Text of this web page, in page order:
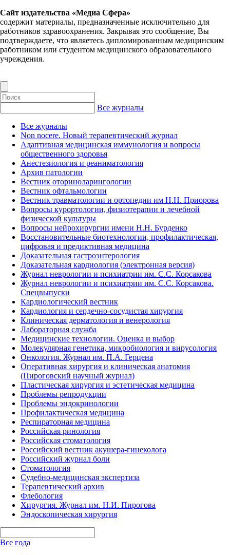
Сайт издательства «Медиа Сфера»
содержит материалы, предназначенные исключительно для
работников здравоохранения. Закрывая это сообщение, Вы
подтверждаете, что являетесь дипломированным медицинским
работником или студентом медицинского образовательного
учреждения.
Все журналы
Все журналы
Non nocere. Новый терапевтический журнал
Адаптивная медицинская иммунология и вопросы
общественного здоровья
Анестезиология и реаниматология
Архив патологии
Вестник оториноларингологии
Вестник офтальмологии
Вестник травматологии и ортопедии им Н.Н. Приорова
Вопросы курортологии, физиотерапии и лечебной
физической культуры
Вопросы нейрохирургии имени Н.Н. Бурденко
Восстановительные биотехнологии, профилактическая,
цифровая и предиктивная медицина
Доказательная гастроэнтерология
Доказательная кардиология (электронная версия)
Журнал неврологии и психиатрии им. С.С. Корсакова
Журнал неврологии и психиатрии им. С.С. Корсакова.
Спецвыпуски
Кардиологический вестник
Кардиология и сердечно-сосудистая хирургия
Клиническая дерматология и венерология
Лабораторная служба
Медицинские технологии. Оценка и выбор
Молекулярная генетика, микробиология и вирусология
Онкология. Журнал им. П.А. Герцена
Оперативная хирургия и клиническая анатомия
(Пироговский научный журнал)
Пластическая хирургия и эстетическая медицина
Проблемы репродукции
Проблемы эндокринологии
Профилактическая медицина
Респираторная медицина
Российская ринология
Российская стоматология
Российский вестник акушера-гинеколога
Российский журнал боли
Стоматология
Судебно-медицинская экспертиза
Терапевтический архив
Флебология
Хирургия. Журнал им. Н.И. Пирогова
Эндоскопическая хирургия
Все года